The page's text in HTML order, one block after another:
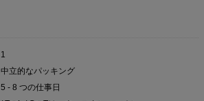
1
中立的なパッキング
5 - 8 つの仕事日